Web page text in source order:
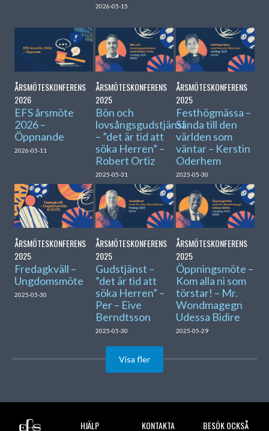
2026-05-15
ÅRSMÖTESKONFERENS
2026
EFS årsmöte
2026 –
Öppnande
2026-05-11
ÅRSMÖTESKONFERENS
2025
Bön och
lovsångsgudstjänst
– ”det är tid att
söka Herren” –
Robert Ortiz
2025-05-31
ÅRSMÖTESKONFERENS
2025
Festhögmässa –
Sända till den
världen som
väntar – Kerstin
Oderhem
2025-05-30
ÅRSMÖTESKONFERENS
2025
Fredagkväll –
Ungdomsmöte
2025-05-30
ÅRSMÖTESKONFERENS
2025
Gudstjänst –
”det är tid att
söka Herren” –
Per – Eive
Berndtsson
2025-05-30
ÅRSMÖTESKONFERENS
2025
Öppningsmöte –
Kom alla ni som
törstar! – Mr.
Wondmagegn
Udessa Bidire
2025-05-29
Visa fler
HJÄLP KONTAKTA BESÖK OCKSÅ